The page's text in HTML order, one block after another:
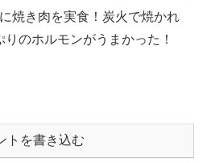
焼き肉を実食！炭火で焼かれ
のホルモンがうまかった！
トを書き込む